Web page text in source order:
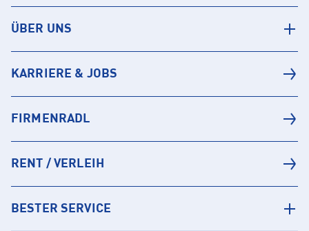
ÜBER UNS
KARRIERE & JOBS
FIRMENRADL
RENT / VERLEIH
BESTER SERVICE